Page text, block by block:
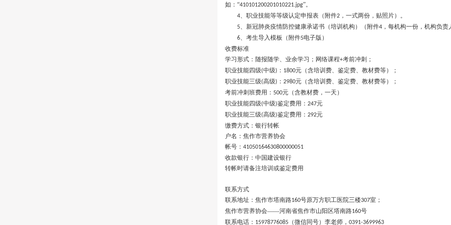
如：“410101200201010221.jpg”。
4、职业技能等等级认定申报表（附件2 ，一式两份，贴照片）。
5、新冠肺炎疫情防控健康承诺书（培训机构）（附件4 ，每机构一份，机构负责
6、考生导入模板（附件5电子版）
收费标准
学习形式：随报随学、业余学习；网络课程+考前冲刺；
职业技能四级(中级) ： 1800元（含培训费、鉴定费、教材费等）；
职业技能三级(高级) ： 2980元（含培训费、鉴定费、教材费等）；
考前冲刺班费用： 500元（含教材费，一天）
职业技能四级(中级)鉴定费用： 247元
职业技能三级(高级)鉴定费用： 292元
缴费方式：银行转帐
户名：焦作市营养协会
帐号： 41050164630800000051
收款银行：中国建设银行
转帐时请备注培训或鉴定费用
联系方式
联系地址：焦作市塔南路160号原万方职工医院三楼307室；
焦作市营养协会——河南省焦作市山阳区塔南路160号
联系电话： 15978776085 （微信同号）李老师， 0391-3699963